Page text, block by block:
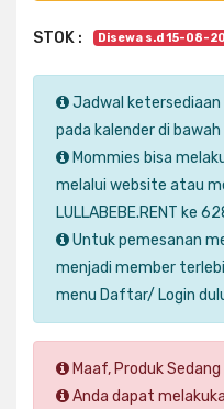
STOK : Disewa s.d 15-08-
Jadwal
pada kalender di
Mommies bisa
melalui website atau
LULLABEBE.RENT ke
Untuk pemesanan
menjadi member
menu Daftar/ Login
Maaf, Produk
Anda dapat